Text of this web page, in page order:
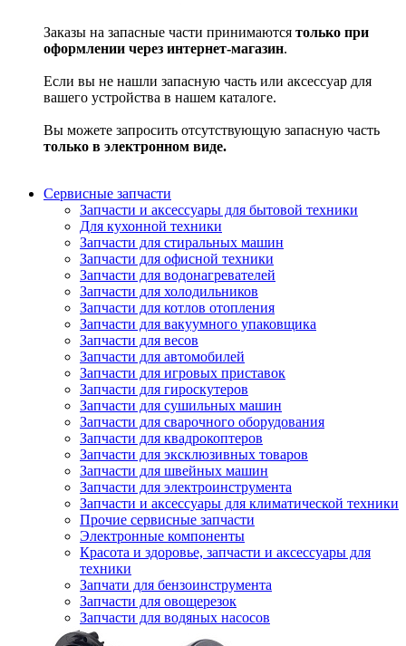
Заказы на запасные части принимаются только при
оформлении через интернет-магазин.
Если вы не нашли запасную часть или аксессуар для
вашего устройства в нашем каталоге.
Вы можете запросить отсутствующую запасную часть
только в электронном виде.
Сервисные запчасти
Запчасти и аксессуары для бытовой техники
Для кухонной техники
Запчасти для стиральных машин
Запчасти для офисной техники
Запчасти для водонагревателей
Запчасти для холодильников
Запчасти для котлов отопления
Запчасти для вакуумного упаковщика
Запчасти для весов
Запчасти для автомобилей
Запчасти для игровых приставок
Запчасти для гироскутеров
Запчасти для сушильных машин
Запчасти для сварочного оборудования
Запчасти для квадрокоптеров
Запчасти для эксклюзивных товаров
Запчасти для швейных машин
Запчасти для электроинструмента
Запчасти и аксессуары для климатической техники
Прочие сервисные запчасти
Электронные компоненты
Красота и здоровье, запчасти и аксессуары для
техники
Запчати для бензоинструмента
Запчасти для овощерезок
Запчасти для водяных насосов